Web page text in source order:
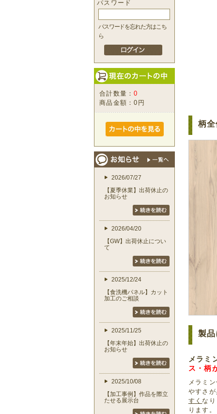
パスワード
パスワードを忘れた方はこち
ら
合計数量：0
商品金額：0円
2026/07/27
【夏季休業】出荷休止の
お知らせ
2026/04/20
【GW】出荷休止につい
て
2025/12/24
【食洗機パネル】カット
加工のご相談
2025/11/25
【年末年始】出荷休止の
お知らせ
2025/10/08
【加工事例】作品を際立
たせる展示台
柄
製
メラミ
ス・柄
メラミ
やすさ
すく な
ります。